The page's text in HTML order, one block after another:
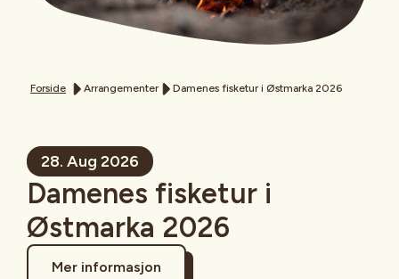
Forside Arrangementer Damenes fisketur i Østmarka 2026
28. Aug 2026
Damenes fisketur i
Østmarka 2026
Mer informasjon